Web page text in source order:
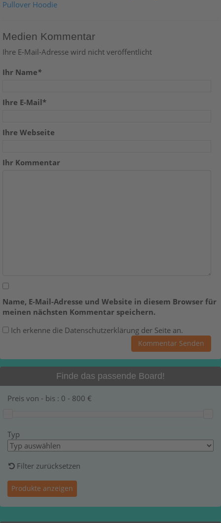
Pullover Hoodie
Medien Kommentar
Ihre E-Mail-Adresse wird nicht veröffentlicht
Ihr Name*
Ihre E-Mail*
Ihre Webseite
Ihr Kommentar
Name, E-Mail-Adresse und Website in diesem Browser für
meinen nächsten Kommentar speichern.
Ich erkenne die Datenschutzerklärung der Seite an.
Finde das passende Board!
Preis von - bis : 0 - 800 €
Typ
Filter zurücksetzen